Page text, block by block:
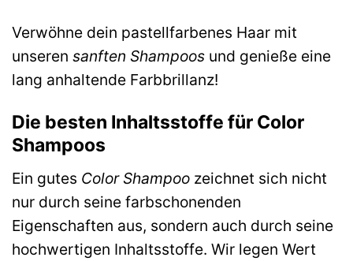
Verwöhne dein pastellfarbenes Haar mit
unseren sanften Shampoos und genieße eine
lang anhaltende Farbbrillanz!
Die besten Inhaltsstoffe für Color
Shampoos
Ein gutes Color Shampoo zeichnet sich nicht
nur durch seine farbschonenden
Eigenschaften aus, sondern auch durch seine
hochwertigen Inhaltsstoffe. Wir legen Wert